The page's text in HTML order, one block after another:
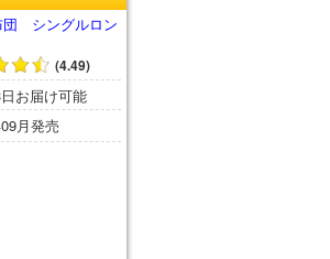
団 シングルロン
(4.49)
お届け可能
月発売